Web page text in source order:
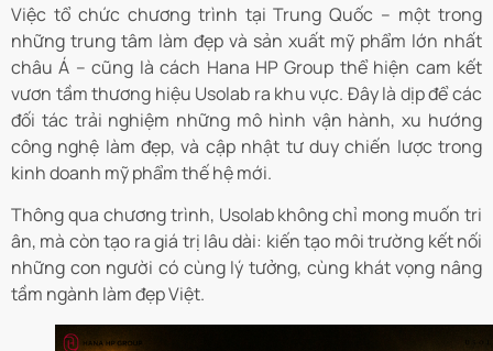
Việc tổ chức chương trình tại Trung Quốc – một trong
những trung tâm làm đẹp và sản xuất mỹ phẩm lớn nhất
châu Á – cũng là cách Hana HP Group thể hiện cam kết
vươn tầm thương hiệu Usolab ra khu vực. Đây là dịp để các
đối tác trải nghiệm những mô hình vận hành, xu hướng
công nghệ làm đẹp, và cập nhật tư duy chiến lược trong
kinh doanh mỹ phẩm thế hệ mới.
Thông qua chương trình, Usolab không chỉ mong muốn tri
ân, mà còn tạo ra giá trị lâu dài: kiến tạo môi trường kết nối
những con người có cùng lý tưởng, cùng khát vọng nâng
tầm ngành làm đẹp Việt.